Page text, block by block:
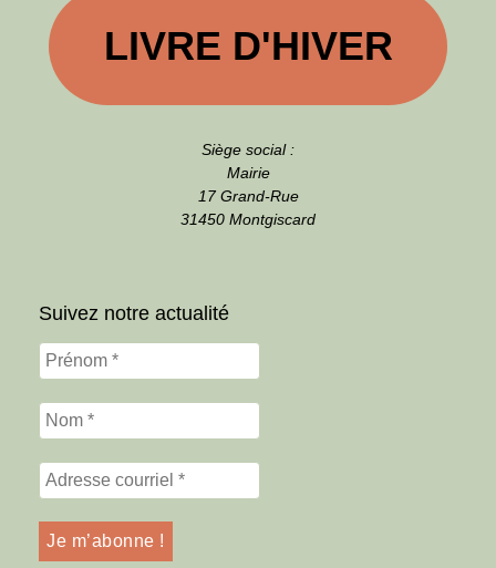
LIVRE D'HIVER
Siège social :
Mairie
17 Grand-Rue
31450 Montgiscard
Suivez notre actualité